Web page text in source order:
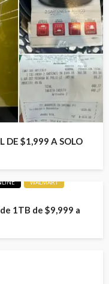
DE $1,999 A SOLO
WALMART
1TB de $9,999 a